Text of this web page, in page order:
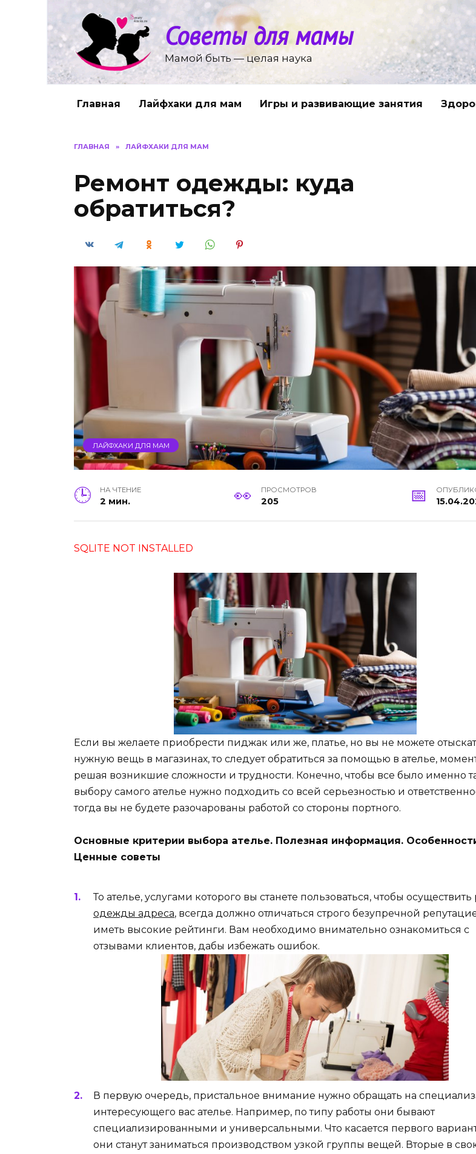
содержанию
Советы для мамы
Мамой быть — целая наука
Главная Лайфхаки для мам Игры и развивающие занятия
ГЛАВНАЯ » ЛАЙФХАКИ ДЛЯ МАМ
Ремонт одежды: куда
обратиться?
ЛАЙФХАКИ ДЛЯ МАМ
НА ЧТЕНИЕ
2 мин.
ПРОСМОТРОВ
205
SQLITE NOT INSTALLED
Если вы желаете приобрести пиджак или же, платье, но вы не можете
нужную вещь в магазинах, то следует обратиться за помощью в ателье,
решая возникшие сложности и трудности. Конечно, чтобы все было именно
выбору самого ателье нужно подходить со всей серьезностью и
тогда вы не будете разочарованы работой со стороны портного.
Основные критерии выбора ателье. Полезная информация.
Ценные советы
То ателье, услугами которого вы станете пользоваться, чтобы осуществить
одежды адреса, всегда должно отличаться строго безупречной
иметь высокие рейтинги. Вам необходимо внимательно ознакомиться с
отзывами клиентов, дабы избежать ошибок.
В первую очередь, пристальное внимание нужно обращать на
интересующего вас ателье. Например, по типу работы они бывают
специализированными и универсальными. Что касается первого
они станут заниматься производством узкой группы вещей. Вторые в